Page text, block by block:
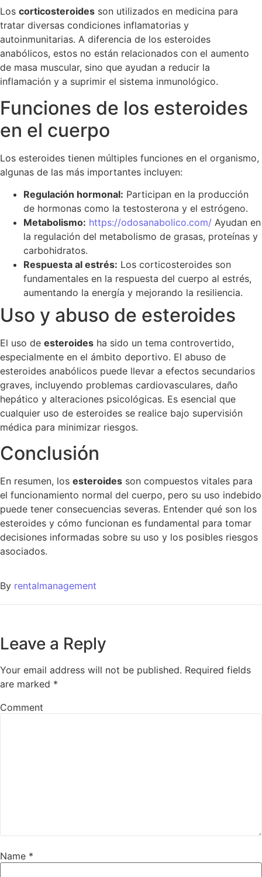
Los corticosteroides son utilizados en medicina para
tratar diversas condiciones inflamatorias y
autoinmunitarias. A diferencia de los esteroides
anabólicos, estos no están relacionados con el aumento
de masa muscular, sino que ayudan a reducir la
inflamación y a suprimir el sistema inmunológico.
Funciones de los esteroides
en el cuerpo
Los esteroides tienen múltiples funciones en el organismo,
algunas de las más importantes incluyen:
Regulación hormonal: Participan en la producción
de hormonas como la testosterona y el estrógeno.
Metabolismo: https://odosanabolico.com/ Ayudan en
la regulación del metabolismo de grasas, proteínas y
carbohidratos.
Respuesta al estrés: Los corticosteroides son
fundamentales en la respuesta del cuerpo al estrés,
aumentando la energía y mejorando la resiliencia.
Uso y abuso de esteroides
El uso de esteroides ha sido un tema controvertido,
especialmente en el ámbito deportivo. El abuso de
esteroides anabólicos puede llevar a efectos secundarios
graves, incluyendo problemas cardiovasculares, daño
hepático y alteraciones psicológicas. Es esencial que
cualquier uso de esteroides se realice bajo supervisión
médica para minimizar riesgos.
Conclusión
En resumen, los esteroides son compuestos vitales para
el funcionamiento normal del cuerpo, pero su uso indebido
puede tener consecuencias severas. Entender qué son los
esteroides y cómo funcionan es fundamental para tomar
decisiones informadas sobre su uso y los posibles riesgos
asociados.
By rentalmanagement
Leave a Reply
Your email address will not be published. Required fields
are marked *
Comment
Name *